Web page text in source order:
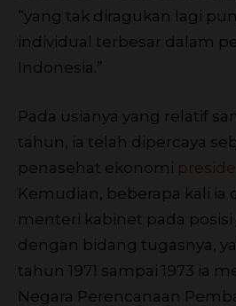
“yang tak diragukan lagi
individual terbesar dalam
Indonesia.”
Pada usianya yang relatif
tahun, ia telah dipercaya
penasehat ekonomi
Kemudian, beberapa kali ia
menteri kabinet pada posisi
dengan bidang tugasnya,
tahun 1971 sampai 1973 ia
Negara Perencanaan